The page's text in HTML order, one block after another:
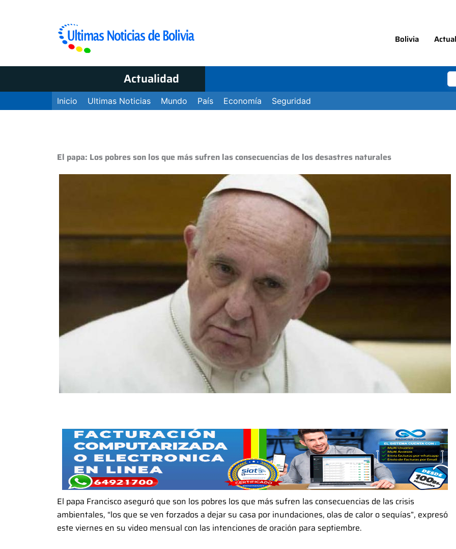
Bolivia
Actualidad
Inicio Ultimas Noticias Mundo País Economía Seguridad
El papa: Los pobres son los que más sufren las consecuencias de los desastres naturales
El papa Francisco aseguró que son los pobres los que más sufren las consecuencias de las crisis
ambientales, “los que se ven forzados a dejar su casa por inundaciones, olas de calor o sequías”, expresó
este viernes en su video mensual con las intenciones de oración para septiembre.